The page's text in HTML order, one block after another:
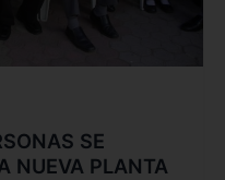
SE
NUEVA PLANTA